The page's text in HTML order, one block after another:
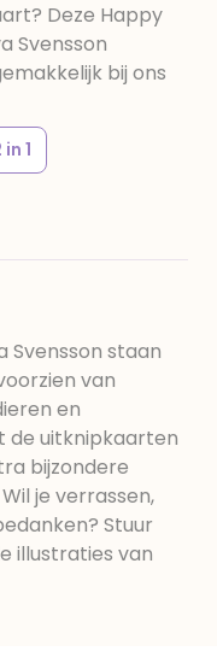
Deze Happy
Svensson
bij ons
in 1
Svensson staan
van
en
de uitknipkaarten
bijzondere
je verrassen,
Stuur
illustraties van